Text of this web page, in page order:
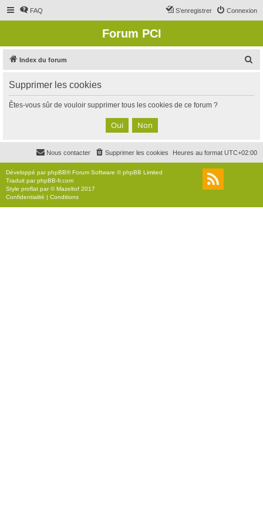
FAQ Connexion
S’enregistrer
Forum PCI
Index du forum
c
Supprimer les cookies
Êtes-vous sûr de vouloir supprimer tous les cookies de ce forum ?
Heures au format UTC+02:00
Supprimer les cookies
Nous contacter
Développé parphpBB® Forum Software © phpBB Limited
Traduit parphpBB-fr.com
Style proflat par ©Mazeltof 2017
Confidentialité | Conditions